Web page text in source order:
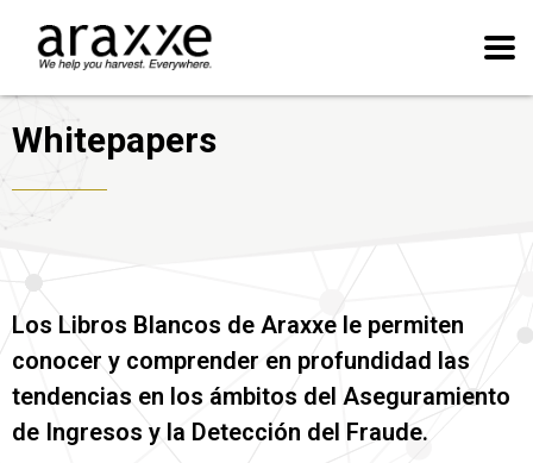
Whitepapers
Los Libros Blancos de Araxxe le permiten
conocer y comprender en profundidad las
tendencias en los ámbitos del Aseguramiento
de Ingresos y la Detección del Fraude.